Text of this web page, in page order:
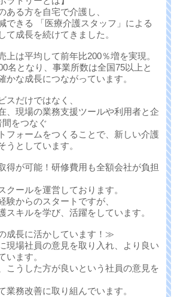
ある方を自宅で介護し、
できる 「医療介護スタッフ」による
て成長を続けてきました。
上は平均して前年比200％増を実現。
名となり、事業所数は全国75以上と
かな成長につながっています。
スだけではなく、
、現場の業務支援ツールや利用者と企
をつなぐ
フォームをつくることで、新しい介護
うとしています。
得が可能！研修費用も全額会社が負担
クールを運営しております。
験からのスタートですが、
スキルを学び、活躍をしています。
成長に活かしています！≫
現場社員の意見を取り入れ、より良い
います。
こうした方が良いという社員の意見を
業務改善に取り組んでいます。